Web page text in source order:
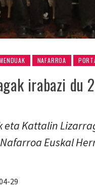
NAFARROA
irabazi du
eta Kattalin
Euskal
29